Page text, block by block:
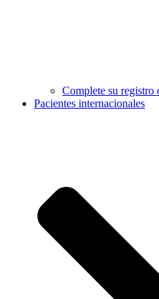
Complete su registro
Pacientes internacionales